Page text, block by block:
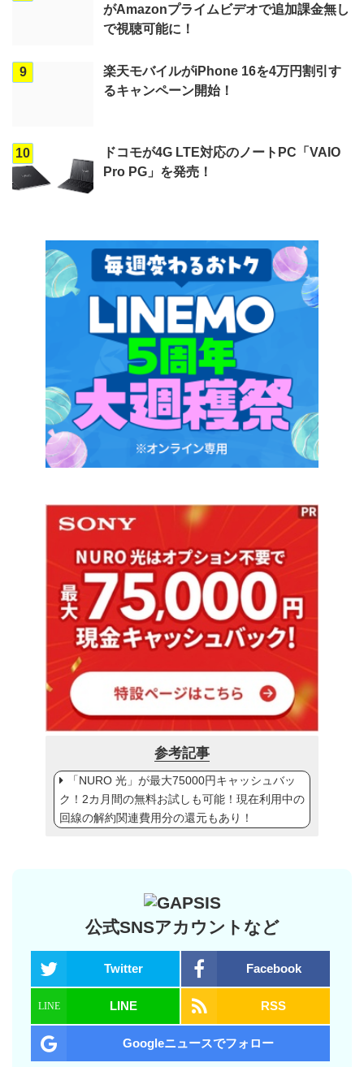
がAmazonプライムビデオで追加課金無し
で視聴可能に！
9
楽天モバイルがiPhone 16を4万円割引す
るキャンペーン開始！
10
ドコモが4G LTE対応のノートPC「VAIO
Pro PG」を発売！
参考記事
「NURO 光」が最大75000円キャッシュバッ
ク！2カ月間の無料お試しも可能！現在利用中の
回線の解約関連費用分の還元もあり！
公式SNSアカウントなど
Twitter Facebook
LINE RSS
Googleニュースでフォロー